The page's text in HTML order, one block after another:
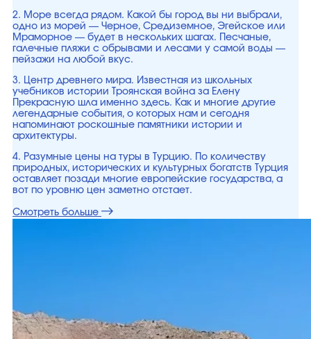
2. Море всегда рядом. Какой бы город вы ни выбрали,
одно из морей — Черное, Средиземное, Эгейское или
Мраморное — будет в нескольких шагах. Песчаные,
галечные пляжи с обрывами и лесами у самой воды —
пейзажи на любой вкус.
3. Центр древнего мира. Известная из школьных
учебников истории Троянская война за Елену
Прекрасную шла именно здесь. Как и многие другие
легендарные события, о которых нам и сегодня
напоминают роскошные памятники истории и
архитектуры.
4. Разумные цены на туры в Турцию. По количеству
природных, исторических и культурных богатств Турция
оставляет позади многие европейские государства, а
вот по уровню цен заметно отстает.
Смотреть больше